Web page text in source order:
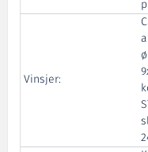
Vinsjer: